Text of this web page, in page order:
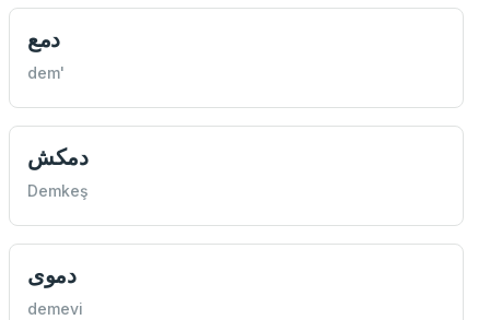
دمع
dem'
دمكش
Demkeş
دموی
demevi